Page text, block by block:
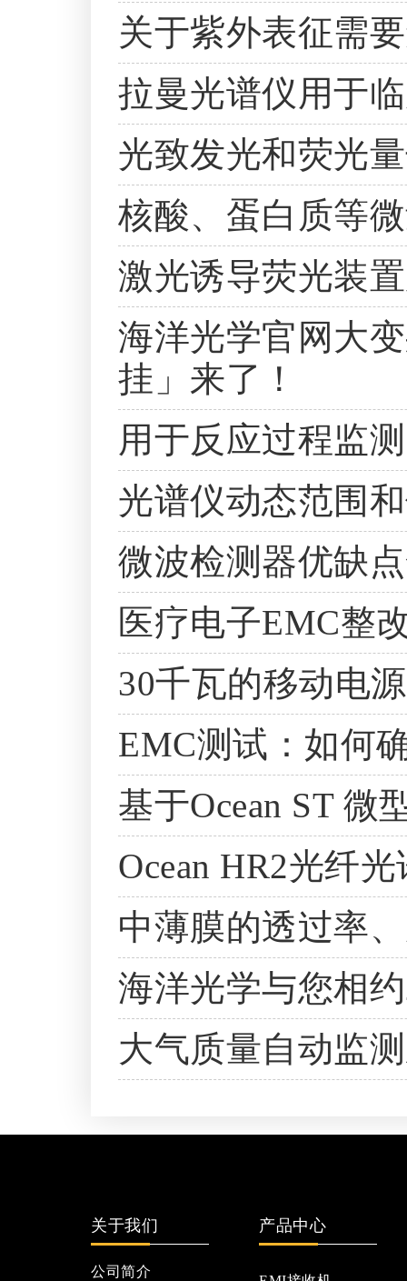
关于紫外表征需
拉曼光谱仪用于
光致发光和荧光
核酸、蛋白质等
激光诱导荧光装
海洋光学官网大
挂」来了！
用于反应过程监
光谱仪动态范围
微波检测器优缺
医疗电子EMC整
30千瓦的移动电
EMC测试：如何
基于Ocean ST 微
Ocean HR2光纤
中薄膜的透过率
海洋光学与您相
大气质量自动监
关于我们
公司简介
产品中心